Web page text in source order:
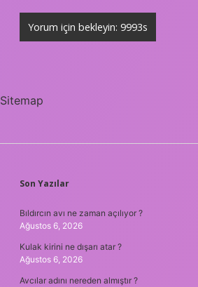
Sitemap
SIDEBAR
Son Yazılar
Bıldırcın avı ne zaman açılıyor ?
Ağustos 6, 2026
Kulak kirini ne dışarı atar ?
Ağustos 6, 2026
Avcılar adını nereden almıştır ?